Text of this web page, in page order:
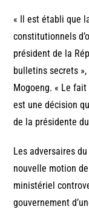
« Il est établi que
constitutionnels
président de la
bulletins secrets
Mogoeng. « Le
est une décision
de la présidente
Les adversaires
nouvelle motion
ministériel
gouvernement